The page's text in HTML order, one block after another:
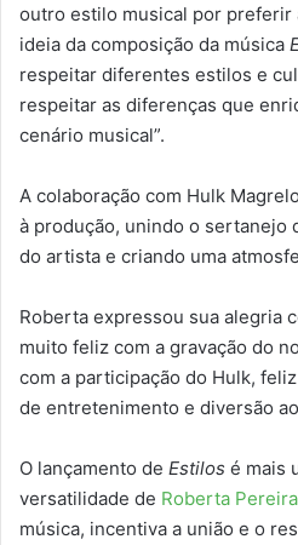
outro estilo musical por preferir
ideia da composição da música
respeitar diferentes estilos e
respeitar as diferenças que
cenário musical”.
A colaboração com Hulk
à produção, unindo o sertanejo
do artista e criando uma
Roberta expressou sua alegria
muito feliz com a gravação do
com a participação do Hulk,
de entretenimento e diversão
O lançamento de Estilos é mais
versatilidade de Roberta Pereira
música, incentiva a união e o